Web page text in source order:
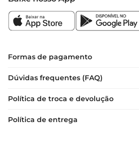
Especificações do Produto
Peso: 29g
Tipo de Produto: Snack doce
Formas de pagamento
Dúvidas frequentes (FAQ)
Política de troca e devolução
Política de entrega